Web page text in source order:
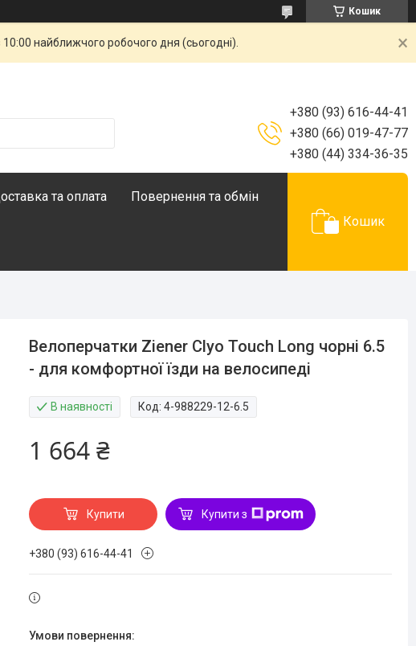
Кошик
найближчого робочого дня (сьогодні).
+380 (93) 616-44-41
+380 (66) 019-47-77
+380 (44) 334-36-35
та оплата Повернення та обмін
Кошик
Велоперчатки Ziener Clyo Touch Long чорні 6.5
- для комфортної їзди на велосипеді
В наявності Код:4-988229-12-6.5
1 664 ₴
Купити Купити з
+380 (93) 616-44-41